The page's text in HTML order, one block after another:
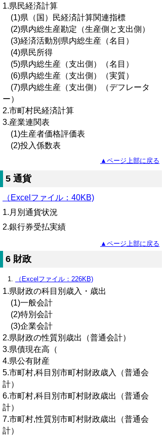
1.県民経済計算
(1)県（国）民経済計算関連指標
(2)県内総生産勘定（生産側と支出側）
(3)経済活動別県内総生産（名目）
(4)県民所得
(5)県内総生産（支出側）（名目）
(6)県内総生産（支出側）（実質）
(7)県内総生産（支出側）（デフレータ
ー）
2.市町村民経済計算
3.産業連関表
(1)生産者価格評価表
(2)投入係数表
▲ページ上部に戻る
5 通貨
（Excelファイル：40KB)
1.月別通貨状況
2.銀行券受払実績
▲ページ上部に戻る
6 財政
（Excelファイル：226KB)
1.県財政の科目別歳入・歳出
(1)一般会計
(2)特別会計
(3)企業会計
2.県財政の性質別歳出（普通会計）
3.県債現在高（
4.県公有財産
5.市町村,科目別市町村財政歳入（普通会
計）
6.市町村,科目別市町村財政歳出（普通会
計）
7.市町村,性質別市町村財政歳出（普通会
計）